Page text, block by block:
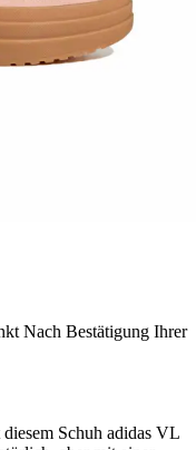
Nach Bestätigung Ihrer
Schuh adidas VL